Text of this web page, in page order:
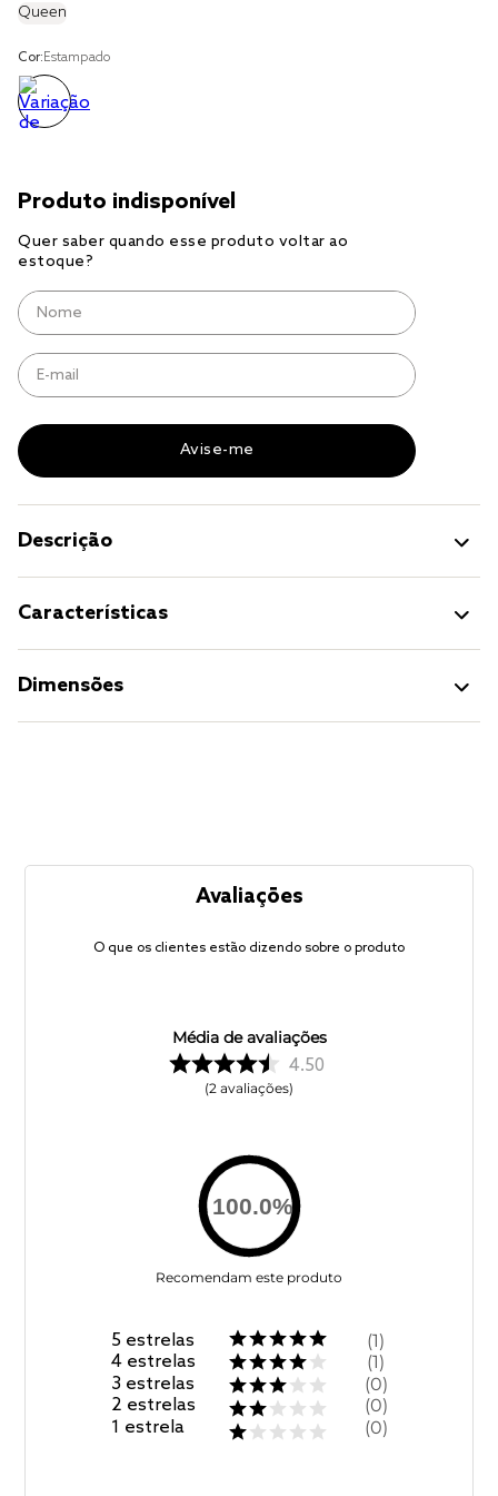
Queen
Cor: Estampado
Descrição
Características
Dimensões
Avaliações
O que os clientes estão dizendo sobre o produto
Média de avaliações
4.50
2 avaliações
100.0%
Recomendam este produto
5 estrelas
4 estrelas
3 estrelas
2 estrelas
1 estrela
1
1
0
0
0
cobertor
jogo cama casal